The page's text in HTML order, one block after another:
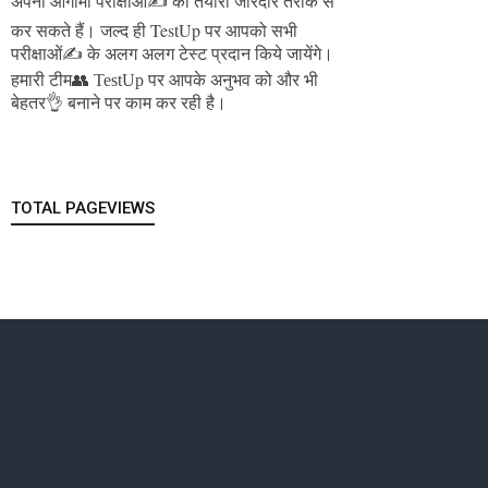
कर सकते हैं।जल्द ही TestUp पर आपको सभी
परीक्षाओं✍️ के अलग अलग टेस्ट प्रदान किये जायेंगे।
हमारी टीम👥 TestUp पर आपके अनुभव को और भी
बेहतर👌 बनाने पर काम कर रही है।
TOTAL PAGEVIEWS